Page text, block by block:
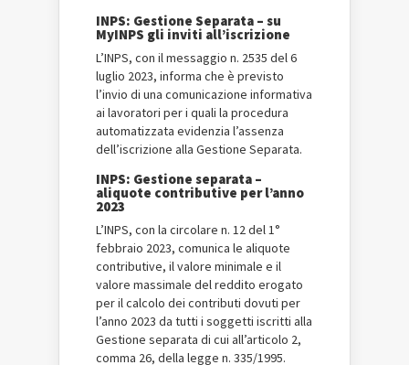
INPS: Gestione Separata – su
MyINPS gli inviti all’iscrizione
L’INPS, con il messaggio n. 2535 del 6
luglio 2023, informa che è previsto
l’invio di una comunicazione informativa
ai lavoratori per i quali la procedura
automatizzata evidenzia l’assenza
dell’iscrizione alla Gestione Separata.
INPS: Gestione separata –
aliquote contributive per l’anno
2023
L’INPS, con la circolare n. 12 del 1°
febbraio 2023, comunica le aliquote
contributive, il valore minimale e il
valore massimale del reddito erogato
per il calcolo dei contributi dovuti per
l’anno 2023 da tutti i soggetti iscritti alla
Gestione separata di cui all’articolo 2,
comma 26, della legge n. 335/1995.